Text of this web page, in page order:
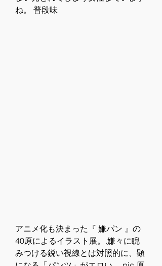
ね。 普段味
アニメ化も決まった『 嫌パン 』の
40原によるイラスト展。.嫌々に睨
みつける鋭い視線とは対照的に、顕